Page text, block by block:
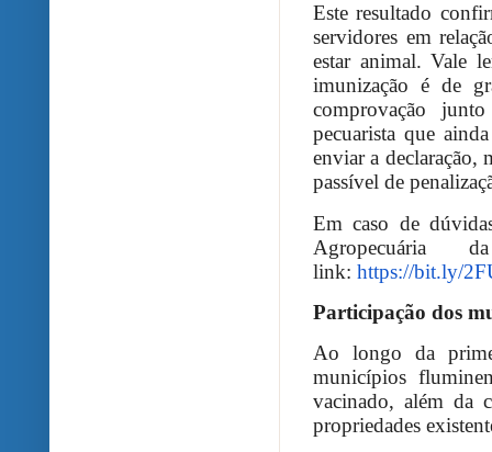
Este resultado
servidores em
estar animal. Vale
imunização é de
comprovação
pecuarista que
enviar a declaração,
passível de
Em caso de
link: https://bit.ly/
Participação dos
Ao longo da
municípios
vacinado, além da
propriedades